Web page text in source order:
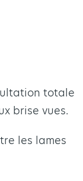
totale
brise vues.
les lames